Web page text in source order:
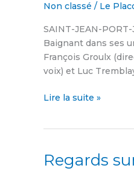
Non classé / Le
SAINT-JEAN-
Baignant dans ses
François Groulx
voix) et Luc
Lire la suite »
Regards
Regards